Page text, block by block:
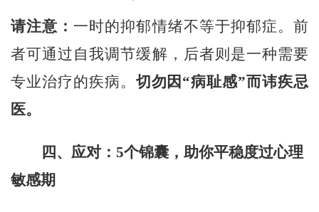
请注意： 一时的抑郁情绪不等于抑郁症。前
者可通过自我调节缓解，后者则是一种需要
专业治疗的疾病。 切勿因 “病耻感”而讳疾忌
医。
四、应对 ： 5个锦囊，助你平稳度过心理
敏感期